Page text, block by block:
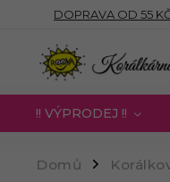
DOPRAVA OD 55
!! VÝPRODEJ !!
Domů /